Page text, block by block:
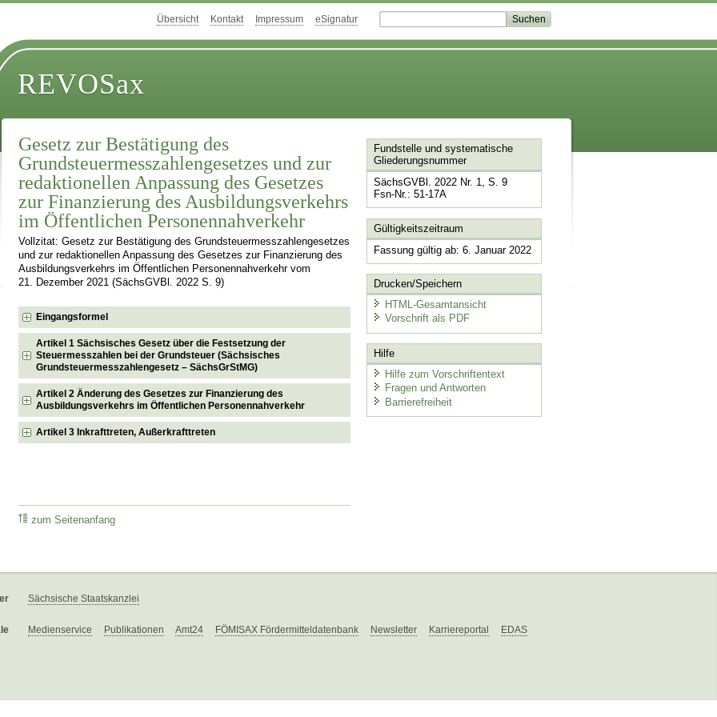
Übersicht Kontakt Impressum eSignatur
REVOSax
Gesetz zur Bestätigung des
Grundsteuermesszahlengesetzes und zur
redaktionellen Anpassung des Gesetzes
zur Finanzierung des Ausbildungsverkehrs
im Öffentlichen Personennahverkehr
Vollzitat: Gesetz zur Bestätigung des Grundsteuermesszahlengesetzes
und zur redaktionellen Anpassung des Gesetzes zur Finanzierung des
Ausbildungsverkehrs im Öffentlichen Personennahverkehr vom
21. Dezember 2021 (SächsGVBl. 2022 S. 9)
Eingangsformel
Artikel 1 Sächsisches Gesetz über die Festsetzung der
Steuermesszahlen bei der Grundsteuer (Sächsisches
Grundsteuermesszahlengesetz – SächsGrStMG)
Artikel 2 Änderung des Gesetzes zur Finanzierung des
Ausbildungsverkehrs im Öffentlichen Personennahverkehr
Artikel 3 Inkrafttreten, Außerkrafttreten
zum Seitenanfang
Fundstelle und systematische
Gliederungsnummer
SächsGVBl. 2022 Nr. 1, S. 9
Fsn-Nr.: 51-17A
Gültigkeitszeitraum
Fassung gültig ab: 6. Januar 2022
Drucken/Speichern
HTML-Gesamtansicht
Vorschrift als PDF
Hilfe
Hilfe zum Vorschriftentext
Fragen und Antworten
Barrierefreiheit
Sächsische Staatskanzlei
Medienservice Publikationen Amt24 FÖMISAX Fördermitteldatenbank Newsletter Karriereportal EDAS